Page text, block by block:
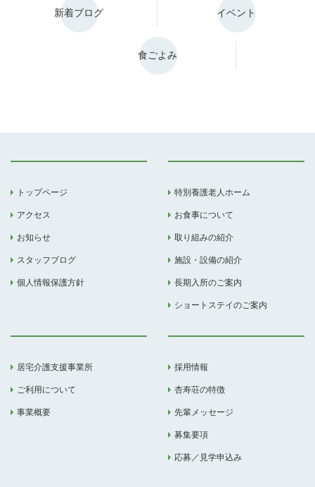
新着ブログ イベント
食ごよみ
トップページ
アクセス
お知らせ
スタッフブログ
個人情報保護方針
特別養護老人ホーム
お食事について
取り組みの紹介
施設・設備の紹介
長期入所のご案内
ショートステイのご案内
居宅介護支援事業所
ご利用について
事業概要
採用情報
杏寿荘の特徴
先輩メッセージ
募集要項
応募／見学申込み